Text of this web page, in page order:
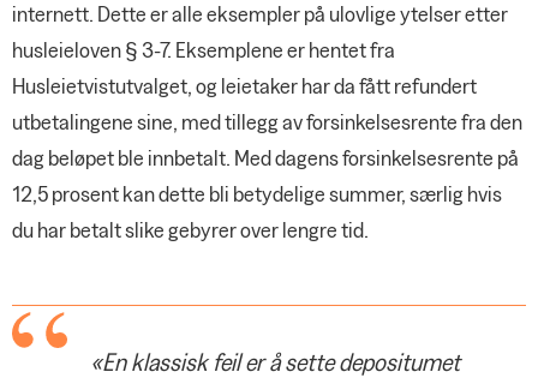
internett. Dette er alle eksempler på ulovlige ytelser etter
husleieloven § 3-7. Eksemplene er hentet fra
Husleietvistutvalget, og leietaker har da fått refundert
utbetalingene sine, med tillegg av forsinkelsesrente fra den
dag beløpet ble innbetalt. Med dagens forsinkelsesrente på
12,5 prosent kan dette bli betydelige summer, særlig hvis
du har betalt slike gebyrer over lengre tid.
«En klassisk feil er å sette depositumet